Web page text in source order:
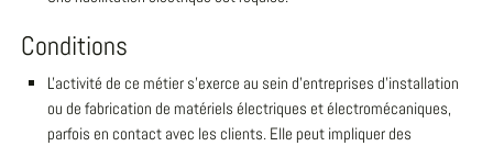
Conditions
L'activité de ce métier s'exerce au sein d'entreprises d'installation
ou de fabrication de matériels électriques et électromécaniques,
parfois en contact avec les clients. Elle peut impliquer des